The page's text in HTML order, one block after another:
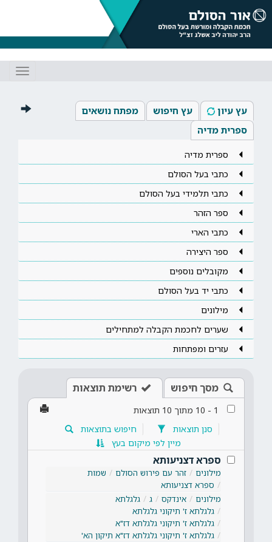
עץ עיון עץ חיפוש
מפתח נושאים
ספרית מדיה
ספרית מדיה
כתבי בעל הסולם
כתבי תלמידי בעל הסולם
ספר הזהר
כתבי הארי
ספר היצירה
מקובלים נוספים
כתבי יד בעל הסולם
מילונים
שערים לחכמת הקבלה למתחילים
עזרים ומפתחות
מסך חיפוש רשימת תוצאות
1
-
10 מתוך 10 תוצאות
סנן תוצאות
חיפוש בתוצאות
מיין לפי מיקום בעץ
ספרא דצניעותא
מילונים זהר עם פירוש הסולם
שמות
ספרא דצניעותא
מילונים
אינדקס ג
גלגלתא
גלגלתא ז' תיקוני גלגלתא
גלגלתא ז' תיקוני גלגלתא דז"א
גלגלתא ז' תיקוני גלגלתא דז"א תיקון הא'